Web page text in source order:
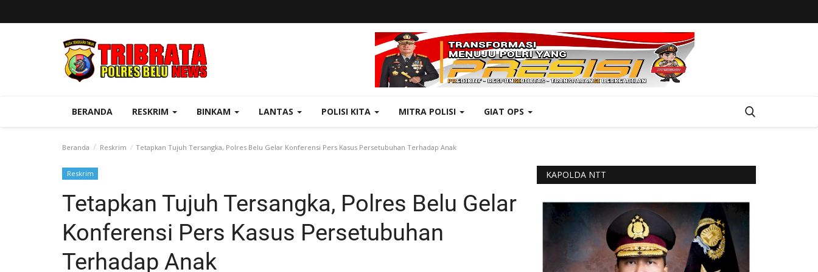
BERANDA RESKRIM BINKAM LANTAS POLISI KITA MITRA POLISI GIAT OPS
Beranda Reskrim Tetapkan Tujuh Tersangka, Polres Belu Gelar Konferensi Pers Kasus Persetubuhan Terhadap Anak
Reskrim
Tetapkan Tujuh Tersangka, Polres Belu Gelar
Konferensi Pers Kasus Persetubuhan
Terhadap Anak
KAPOLDA NTT